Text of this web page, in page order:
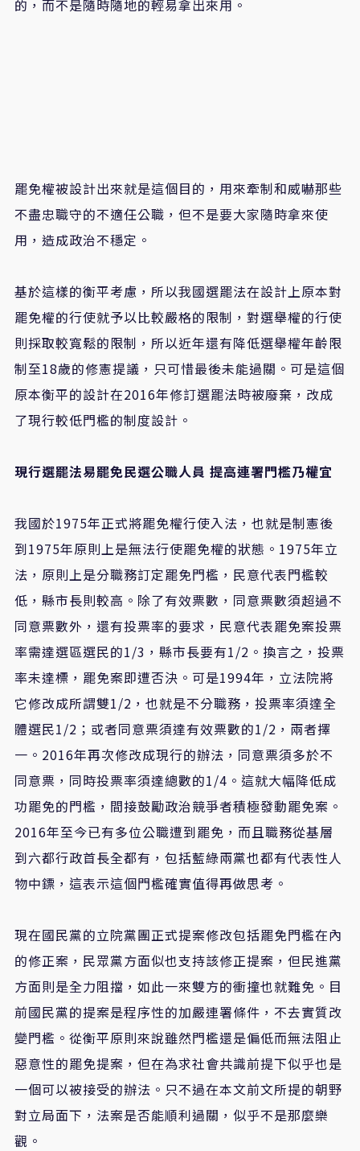
的，而不是隨時隨地的輕易拿出來用。
罷免權被設計出來就是這個目的，用來牽制和威嚇那些
不盡忠職守的不適任公職，但不是要大家隨時拿來使
用，造成政治不穩定。
基於這樣的衡平考慮，所以我國選罷法在設計上原本對
罷免權的行使就予以比較嚴格的限制，對選舉權的行使
則採取較寬鬆的限制，所以近年還有降低選舉權年齡限
制至18歲的修憲提議，只可惜最後未能過關。可是這個
原本衡平的設計在2016年修訂選罷法時被廢棄，改成
了現行較低門檻的制度設計。
現行選罷法易罷免民選公職人員 提高連署門檻乃權宜
我國於1975年正式將罷免權行使入法，也就是制憲後
到1975年原則上是無法行使罷免權的狀態。1975年立
法，原則上是分職務訂定罷免門檻，民意代表門檻較
低，縣市長則較高。除了有效票數，同意票數須超過不
同意票數外，還有投票率的要求，民意代表罷免案投票
率需達選區選民的1/3，縣市長要有1/2。換言之，投票
率未達標，罷免案即遭否決。可是1994年，立法院將
它修改成所謂雙1/2，也就是不分職務，投票率須達全
體選民1/2；或者同意票須達有效票數的1/2，兩者擇
一。2016年再次修改成現行的辦法，同意票須多於不
同意票，同時投票率須達總數的1/4。這就大幅降低成
功罷免的門檻，間接鼓勵政治競爭者積極發動罷免案。
2016年至今已有多位公職遭到罷免，而且職務從基層
到六都行政首長全都有，包括藍綠兩黨也都有代表性人
物中鏢，這表示這個門檻確實值得再做思考。
現在國民黨的立院黨團正式提案修改包括罷免門檻在內
的修正案，民眾黨方面似也支持該修正提案，但民進黨
方面則是全力阻擋，如此一來雙方的衝撞也就難免。目
前國民黨的提案是程序性的加嚴連署條件，不去實質改
變門檻。從衡平原則來說雖然門檻還是偏低而無法阻止
惡意性的罷免提案，但在為求社會共識前提下似乎也是
一個可以被接受的辦法。只不過在本文前文所提的朝野
對立局面下，法案是否能順利過關，似乎不是那麼樂
觀。